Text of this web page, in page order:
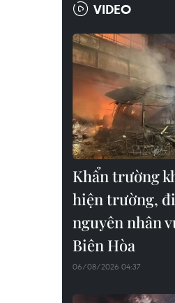
VIDEO
Khẩn trường
hiện trường,
nguyên nhân
Biên Hòa
06/08/2026 04:37